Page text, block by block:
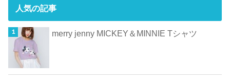
人気の記事
merry jenny MICKEY＆MINNIE Tシャツ